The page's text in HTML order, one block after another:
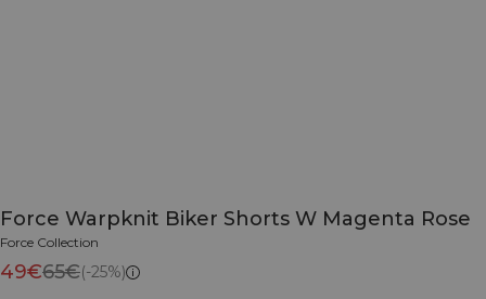
Force Warpknit Biker Shorts W Magenta Rose
Force Collection
49€65€(-25%)